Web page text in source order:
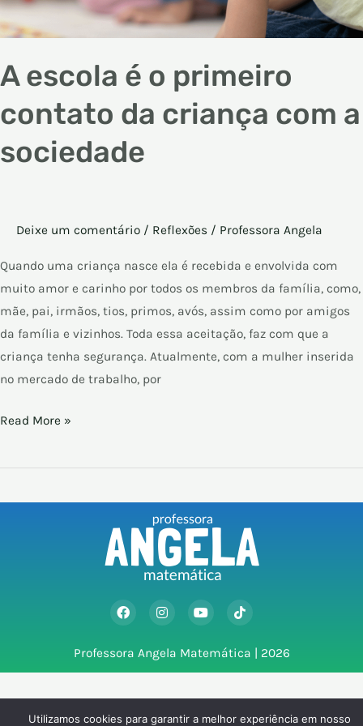
A escola é o primeiro
contato da criança com a
sociedade
Deixe um comentário / Reflexões / Professora Angela
Quando uma criança nasce ela é recebida e envolvida com
muito amor e carinho por todos os membros da família, como,
mãe, pai, irmãos, tios, primos, avós, assim como por amigos
da família e vizinhos. Toda essa aceitação, faz com que a
criança tenha segurança. Atualmente, com a mulher inserida
no mercado de trabalho, por
Read More »
F
a
b
o
k
I
n
a
g
a
Y
o
u
b
T
i
o
k
Professora Angela Matemática | 2026
Utilizamos cookies para garantir a melhor experiência em nosso